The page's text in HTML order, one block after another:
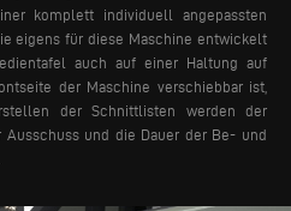
komplett individuell angepassten
eigens für diese Maschine entwickelt
auch auf einer Haltung auf
der Maschine verschiebbar ist,
der Schnittlisten werden der
und die Dauer der Be- und